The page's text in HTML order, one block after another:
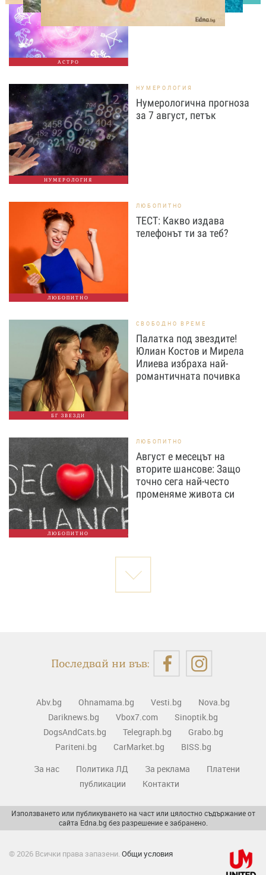
АСТРО
НУМЕРОЛОГИЯ
НУМЕРОЛОГИЯ
Нумерологична прогноза
за 7 август, петък
ЛЮБОПИТНО
ЛЮБОПИТНО
ТЕСТ: Какво издава
телефонът ти за теб?
БГ ЗВЕЗДИ
СВОБОДНО ВРЕМЕ
Палатка под звездите!
Юлиан Костов и Мирела
Илиева избраха най-
романтичната почивка
ЛЮБОПИТНО
ЛЮБОПИТНО
Август е месецът на
вторите шансове: Защо
точно сега най-често
променяме живота си
Последвай ни във:
Abv.bg Ohnamama.bg Vesti.bg
Nova.bg
Dariknews.bg
Vbox7.com
Sinoptik.bg
DogsAndCats.bg
Telegraph.bg
Grabo.bg
Pariteni.bg
CarMarket.bg
BISS.bg
За нас
Политика ЛД За реклама
Платени
публикации
Контакти
Използването или публикуването на част или цялостно съдържание от
сайта Edna.bg без разрешение е забранено.
© 2026 Всички права запазени. Общи условия